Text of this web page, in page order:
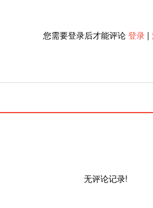
无评论记录!
您需要登录后才能评论 登录 |